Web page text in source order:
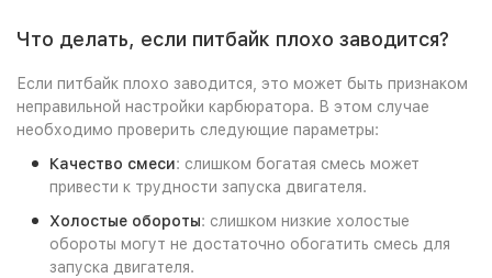
Что делать, если питбайк плохо заводится?
Если питбайк плохо заводится, это может быть признаком
неправильной настройки карбюратора. В этом случае
необходимо проверить следующие параметры:
Качество смеси: слишком богатая смесь может
привести к трудности запуска двигателя.
Холостые обороты: слишком низкие холостые
обороты могут не достаточно обогатить смесь для
запуска двигателя.